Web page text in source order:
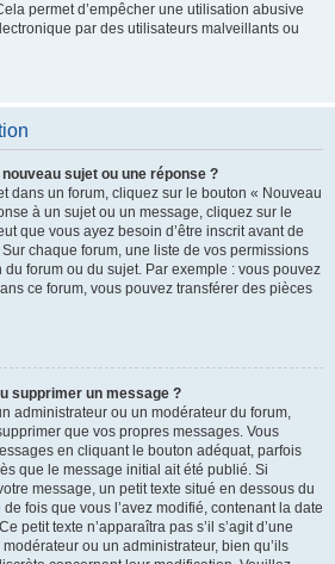
permet d’empêcher une utilisation abusive
par des utilisateurs malveillants ou
sujet ou une réponse ?
dans un forum, cliquez sur le bouton « Nouveau
à un sujet ou un message, cliquez sur le
que vous ayez besoin d’être inscrit avant de
chaque forum, une liste de vos permissions
du forum ou du sujet. Par exemple : vous pouvez
ce forum, vous pouvez transférer des pièces
supprimer un message ?
administrateur ou un modérateur du forum,
que vos propres messages. Vous
en cliquant le bouton adéquat, parfois
que le message initial ait été publié. Si
message, un petit texte situé en dessous du
fois que vous l’avez modifié, contenant la date
petit texte n’apparaîtra pas s’il s’agit d’une
ou un administrateur, bien qu’ils